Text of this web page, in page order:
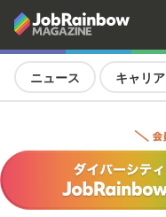
ニュース キャリア